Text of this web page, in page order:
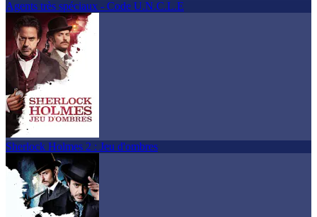
Agents très spéciaux - Code U.N.C.L.E
Sherlock Holmes 2 : Jeu d'ombres